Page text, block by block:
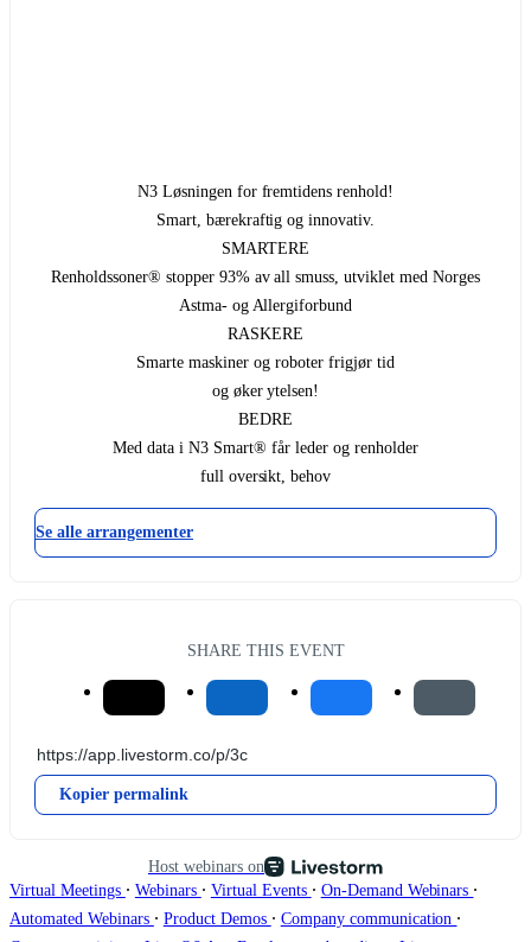
N3 Løsningen for fremtidens renhold!
Smart, bærekraftig og innovativ.
SMARTERE
Renholdssoner® stopper 93% av all smuss, utviklet med Norges
Astma- og Allergiforbund
RASKERE
Smarte maskiner og roboter frigjør tid
og øker ytelsen!
BEDRE
Med data i N3 Smart® får leder og renholder
full oversikt, behov
Se alle arrangementer
SHARE THIS EVENT
Kopier permalink
Host webinars on
Virtual Meetings ∙ Webinars ∙ Virtual Events ∙ On-Demand Webinars ∙
Automated Webinars ∙ Product Demos ∙ Company communication ∙